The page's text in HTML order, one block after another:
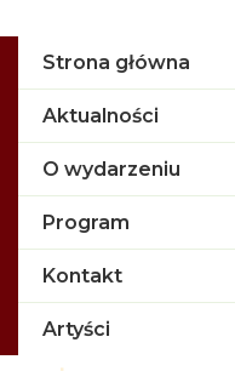
Strona główna
Aktualności
O wydarzeniu
Program
Kontakt
Artyści